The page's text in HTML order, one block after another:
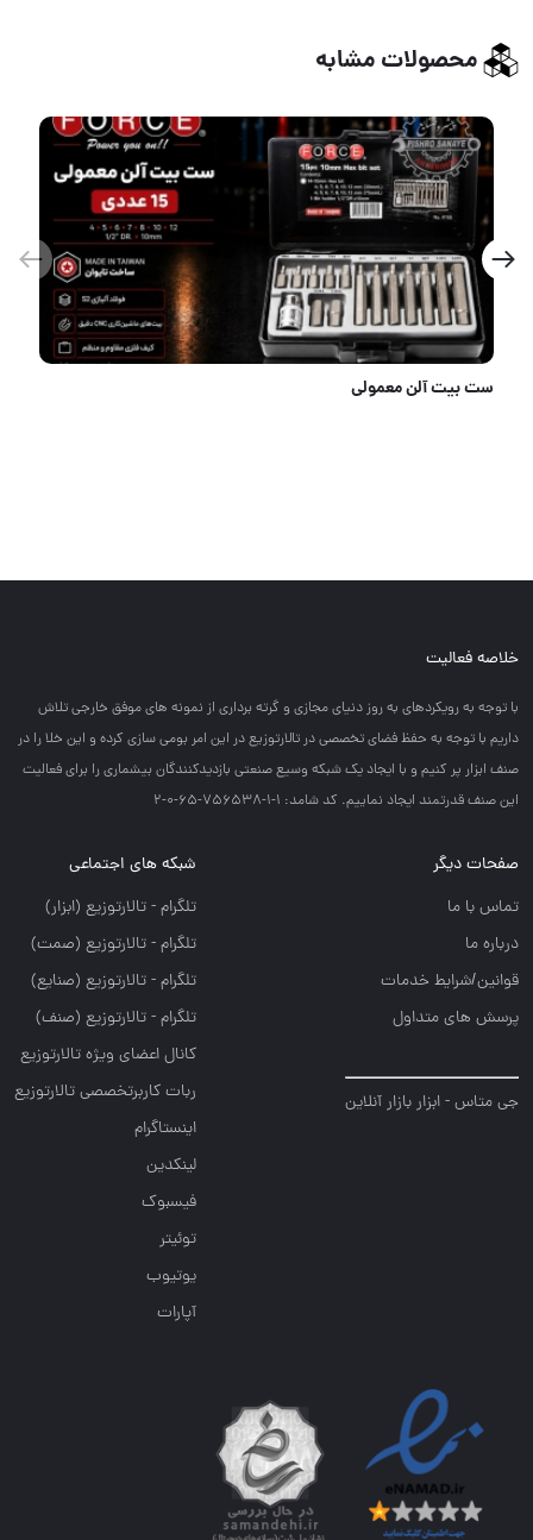
محصولات مشابه
کارواش دینامی ۲۰۰ بار کالسکه ای فونیکس
خلاصه فعالیت
با توجه به رويكردهاي به روز دنياي مجازي و گرته برداري از نمونه هاي موفق خارجي تلاش
داريم با توجه به حفظ فضاي تخصصي در تالارتوزيع در اين امر بومي سازي كرده و اين خلا را در
صنف ابزار پر كنيم و با ايجاد يك شبكه وسيع صنعتي بازديدكنندگان بيشماري را براي فعاليت
اين صنف قدرتمند ايجاد نماييم. کد شامد: 1-1-756538-65-0-2
صفحات دیگر
تماس با ما
درباره ما
قوانین/شرایط خدمات
پرسش های متداول
جی متاس - ابزار بازار آنلاین
شبکه های اجتماعی
تلگرام - تالارتوزيع (ابزار)
تلگرام - تالارتوزيع (صمت)
تلگرام - تالارتوزيع (صنايع)
تلگرام - تالارتوزیع (صنف)
کانال اعضای ویژه تالارتوزیع
ربات کاربرتخصصی تالارتوزیع
اینستاگرام
لینکدین
فیسبوک
توئیتر
یوتیوب
آپارات